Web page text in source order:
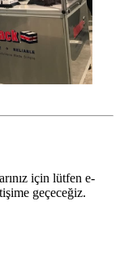
için lütfen e-
geçeceğiz.